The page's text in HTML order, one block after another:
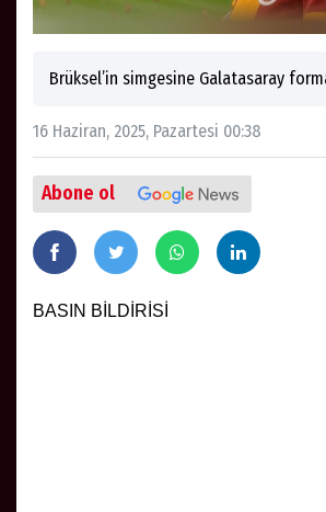
Brüksel’in simgesine Galatasaray
16 Haziran, 2025, Pazartesi 00:38
Abone ol
BASIN BİLDİRİSİ